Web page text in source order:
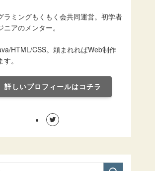
ラミングもくもく会共同運営。初学者
ニアのメンター。
HTML/CSS。頼まれればWeb制作
。
詳しいプロフィールはコチラ